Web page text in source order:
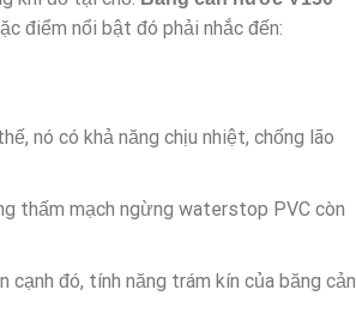
điểm nổi bật đó phải nhắc đến:
nó có khả năng chịu nhiệt, chống lão
thấm mạch ngừng waterstop PVC còn
đó, tính năng trám kín của băng cản